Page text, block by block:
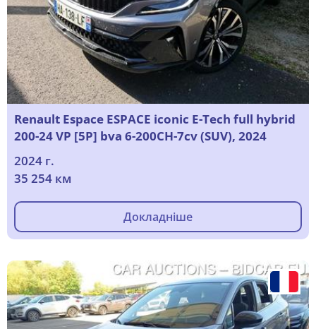
Renault Espace ESPACE iconic E-Tech full hybrid
200-24 VP [5P] bva 6-200CH-7cv (SUV), 2024
2024 г.
35 254 км
Докладніше